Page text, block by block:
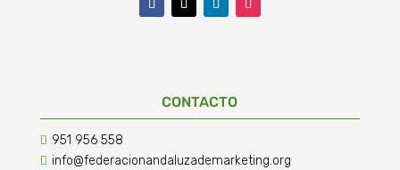
CONTACTO
 951 956 558
 info@federacionandaluzademarketing.org